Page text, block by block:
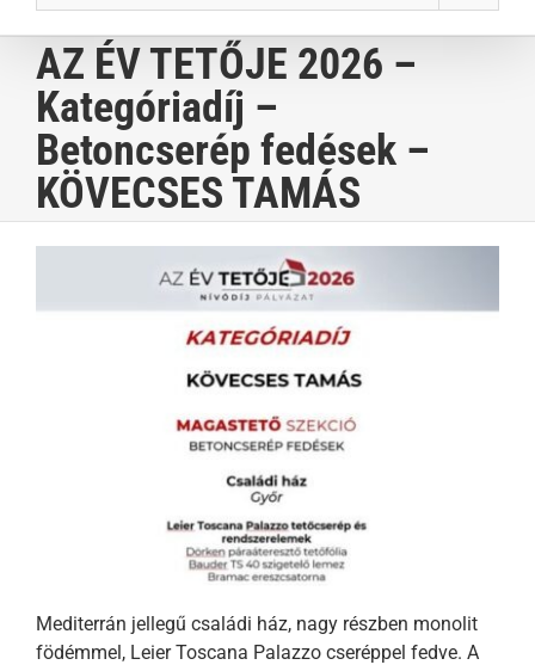
AZ ÉV TETŐJE 2026 –
Kategóriadíj –
Betoncserép fedések –
KÖVECSES TAMÁS
Mediterrán jellegű családi ház, nagy részben monolit
födémmel, Leier Toscana Palazzo cseréppel fedve. A